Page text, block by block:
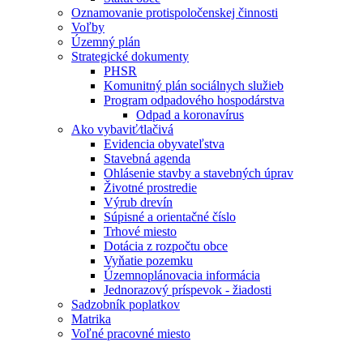
Oznamovanie protispoločenskej činnosti
Voľby
Územný plán
Strategické dokumenty
PHSR
Komunitný plán sociálnych služieb
Program odpadového hospodárstva
Odpad a koronavírus
Ako vybaviť⁄tlačivá
Evidencia obyvateľstva
Stavebná agenda
Ohlásenie stavby a stavebných úprav
Životné prostredie
Výrub drevín
Súpisné a orientačné číslo
Trhové miesto
Dotácia z rozpočtu obce
Vyňatie pozemku
Územnoplánovacia informácia
Jednorazový príspevok - žiadosti
Sadzobník poplatkov
Matrika
Voľné pracovné miesto